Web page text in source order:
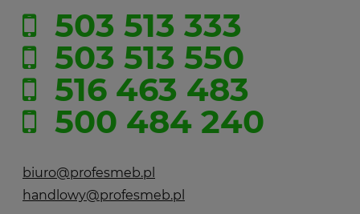
503 513 333
503 513 550
516 463 483
500 484 240
biuro@profesmeb.pl
handlowy@profesmeb.pl